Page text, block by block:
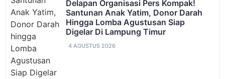
Delapan Organisasi Pers Kompak!
Santunan Anak Yatim, Donor Darah
Hingga Lomba Agustusan Siap
Digelar Di Lampung Timur
4 AGUSTUS 2026